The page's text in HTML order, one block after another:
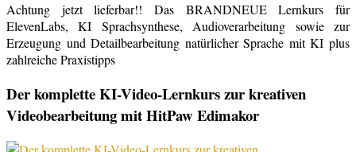
Achtung jetzt lieferbar!! Das BRANDNEUE Lernkurs für
ElevenLabs, KI Sprachsynthese, Audioverarbeitung sowie zur
Erzeugung und Detailbearbeitung natürlicher Sprache mit KI plus
zahlreiche Praxistipps
Der komplette KI-Video-Lernkurs zur kreativen
Videobearbeitung mit HitPaw Edimakor